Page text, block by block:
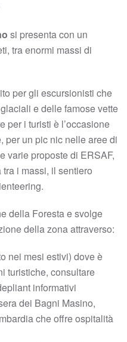
si presenta con un
tra enormi massi di
per gli escursionisti che
e delle famose vette
per i turisti è l’occasione
per un pic nic nelle aree di
varie proposte di ERSAF,
i massi, il sentiero
della Foresta e svolge
della zona attraverso:
nei mesi estivi) dove è
turistiche, consultare
informativi
dei Bagni Masino,
che offre ospitalità